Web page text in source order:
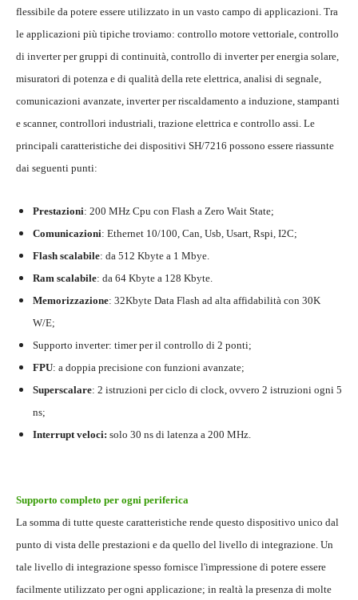
flessibile da potere essere utilizzato in un vasto campo di applicazioni. Tra
le applicazioni più tipiche troviamo: controllo motore vettoriale, controllo
di inverter per gruppi di continuità, controllo di inverter per energia solare,
misuratori di potenza e di qualità della rete elettrica, analisi di segnale,
comunicazioni avanzate, inverter per riscaldamento a induzione, stampanti
e scanner, controllori industriali, trazione elettrica e controllo assi. Le
principali caratteristiche dei dispositivi SH/7216 possono essere riassunte
dai seguenti punti:
Prestazioni: 200 MHz Cpu con Flash a Zero Wait State;
Comunicazioni: Ethernet 10/100, Can, Usb, Usart, Rspi, I2C;
Flash scalabile: da 512 Kbyte a 1 Mbye.
Ram scalabile: da 64 Kbyte a 128 Kbyte.
Memorizzazione: 32Kbyte Data Flash ad alta affidabilità con 30K
W/E;
Supporto inverter: timer per il controllo di 2 ponti;
FPU: a doppia precisione con funzioni avanzate;
Superscalare: 2 istruzioni per ciclo di clock, ovvero 2 istruzioni ogni 5
ns;
Interrupt veloci: solo 30 ns di latenza a 200 MHz.
Supporto completo per ogni periferica
La somma di tutte queste caratteristiche rende questo dispositivo unico dal
punto di vista delle prestazioni e da quello del livello di integrazione. Un
tale livello di integrazione spesso fornisce l'impressione di potere essere
facilmente utilizzato per ogni applicazione; in realtà la presenza di molte